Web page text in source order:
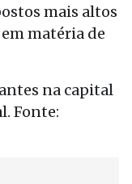
mais altos
matéria de
na capital
Fonte: